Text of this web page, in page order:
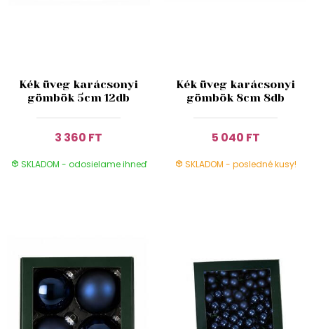
Kék üveg karácsonyi
gömbök 5cm 12db
3 360 FT
SKLADOM - odosielame ihneď
Kék üveg karácsonyi
gömbök 8cm 8db
5 040 FT
SKLADOM - posledné kusy!